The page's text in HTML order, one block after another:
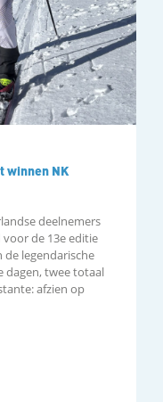
winnen NK
deelnemers
de 13e editie
de legendarische
dagen, twee totaal
afzien op